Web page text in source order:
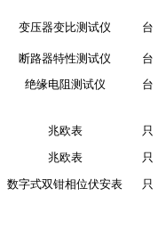
变压器变比测试仪 台
断路器特性测试仪 台
绝缘电阻测试仪 台
兆欧表 只
兆欧表 只
数字式双钳相位伏安表 只